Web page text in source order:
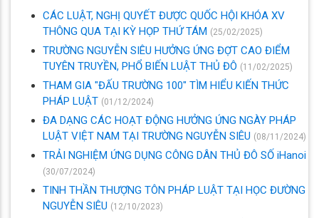
CÁC LUẬT, NGHỊ QUYẾT ĐƯỢC QUỐC HỘI KHÓA XV
THÔNG QUA TẠI KỲ HỌP THỨ TÁM (25/02/2025)
TRƯỜNG NGUYỄN SIÊU HƯỞNG ỨNG ĐỢT CAO ĐIỂM
TUYÊN TRUYỀN, PHỔ BIẾN LUẬT THỦ ĐÔ (11/02/2025)
THAM GIA "ĐẤU TRƯỜNG 100" TÌM HIỂU KIẾN THỨC
PHÁP LUẬT (01/12/2024)
ĐA DẠNG CÁC HOẠT ĐỘNG HƯỞNG ỨNG NGÀY PHÁP
LUẬT VIỆT NAM TẠI TRƯỜNG NGUYỄN SIÊU (08/11/2024)
TRẢI NGHIỆM ỨNG DỤNG CÔNG DÂN THỦ ĐÔ SỐ iHanoi
(30/07/2024)
TINH THẦN THƯỢNG TÔN PHÁP LUẬT TẠI HỌC ĐƯỜNG
NGUYỄN SIÊU (12/10/2023)